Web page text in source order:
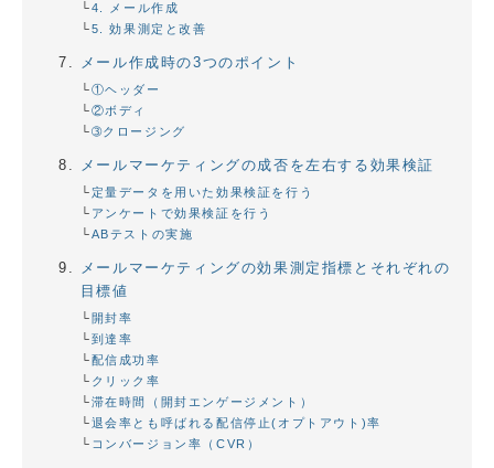
4. メール作成
5. 効果測定と改善
メール作成時の3つのポイント
①ヘッダー
②ボディ
➂クロージング
メールマーケティングの成否を左右する効果検証
定量データを用いた効果検証を行う
アンケートで効果検証を行う
ABテストの実施
メールマーケティングの効果測定指標とそれぞれの
目標値
開封率
到達率
配信成功率
クリック率
滞在時間（開封エンゲージメント）
退会率とも呼ばれる配信停止(オプトアウト)率
コンバージョン率（CVR）